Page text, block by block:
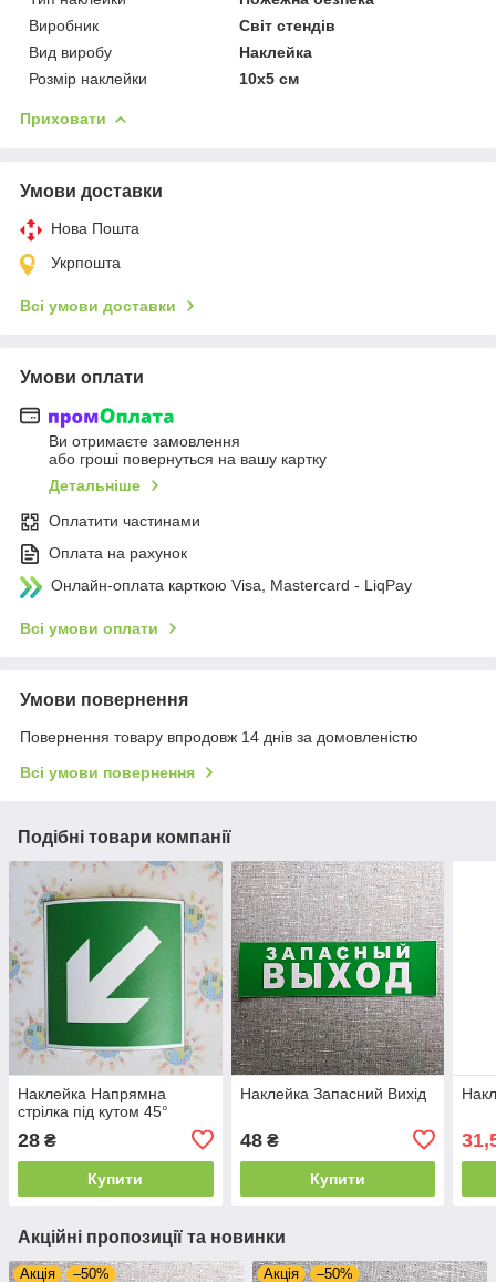
Виробник
Світ стендів
Вид виробу
Наклейка
Розмір наклейки
10х5 см
Приховати
Умови доставки
Нова Пошта
Укрпошта
Всі умови доставки
Умови оплати
Ви отримаєте замовлення
або гроші повернуться на вашу картку
Детальніше
Оплатити частинами
Оплата на рахунок
Онлайн-оплата карткою Visa, Mastercard - LiqPay
Всі умови оплати
Умови повернення
Повернення товару впродовж 14 днів за домовленістю
Всі умови повернення
Подібні товари компанії
Наклейка Напрямна
стрілка під кутом 45°
28 ₴
Купити
Наклейка Запасний Вихід
48₴
Купити
Акційні пропозиції та новинки
Акція –50% Акція –50%